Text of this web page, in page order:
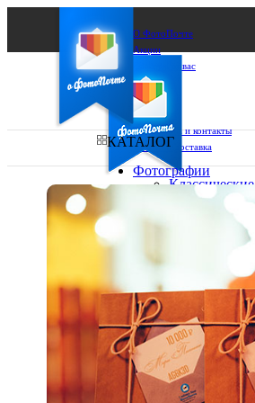
О ФотоПочте
Акции
Сделаем за вас
Бизнесу
FAQ
Франшиза
Поддержка и контакты
Оплата и доставка
Ваш регион доставки
Выберите из списка:
КАТАЛОГ
Фотографии
Классические
10х10
15х20
20х20
30х30
30х40
А4
Фото